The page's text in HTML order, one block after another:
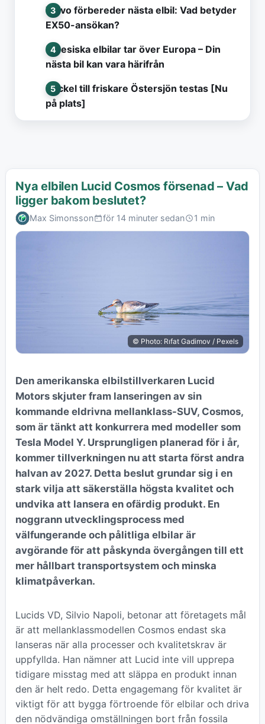
Volvo förbereder nästa elbil: Vad betyder
EX50-ansökan?
Kinesiska elbilar tar över Europa – Din
nästa bil kan vara härifrån
Nyckel till friskare Östersjön testas [Nu
på plats]
Nya elbilen Lucid Cosmos försenad – Vad
ligger bakom beslutet?
Max Simonsson för 14 minuter sedan 1 min
© Photo: Rıfat Gadimov / Pexels
Den amerikanska elbilstillverkaren Lucid
Motors skjuter fram lanseringen av sin
kommande eldrivna mellanklass-SUV, Cosmos,
som är tänkt att konkurrera med modeller som
Tesla Model Y. Ursprungligen planerad för i år,
kommer tillverkningen nu att starta först andra
halvan av 2027. Detta beslut grundar sig i en
stark vilja att säkerställa högsta kvalitet och
undvika att lansera en ofärdig produkt. En
noggrann utvecklingsprocess med
välfungerande och pålitliga elbilar är
avgörande för att påskynda övergången till ett
mer hållbart transportsystem och minska
klimatpåverkan.
Lucids VD, Silvio Napoli, betonar att företagets mål
är att mellanklassmodellen Cosmos endast ska
lanseras när alla processer och kvalitetskrav är
uppfyllda. Han nämner att Lucid inte vill upprepa
tidigare misstag med att släppa en produkt innan
den är helt redo. Detta engagemang för kvalitet är
viktigt för att bygga förtroende för elbilar och driva
den nödvändiga omställningen bort från fossila